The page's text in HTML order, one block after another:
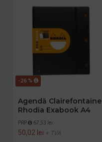
-26 %
Agendă Clairefontaine
Rhodia Exabook A4
PRP 67,53 lei
50,02 lei + TVA